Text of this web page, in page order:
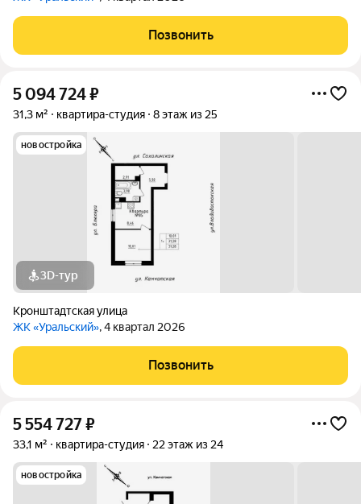
Позвонить
5 094 724₽
31,3 м² квартира-студия 8 этаж из 25
новостройка
3D-тур
Кронштадтская улица
ЖК «Уральский», 4 квартал 2026
Позвонить
5 554 727₽
33,1 м² квартира-студия 22 этаж из 24
новостройка